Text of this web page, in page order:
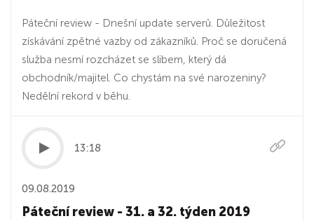
Páteční review - Dnešní update serverů. Důležitost
získávání zpětné vazby od zákazníků. Proč se doručená
služba nesmí rozcházet se slibem, který dá
obchodník/majitel. Co chystám na své narozeniny?
Nedělní rekord v běhu.
13:18
09.08.2019
Páteční review - 31. a 32. týden 2019